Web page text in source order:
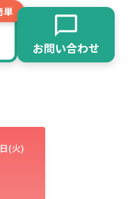
単
お問い合わせ
(火)